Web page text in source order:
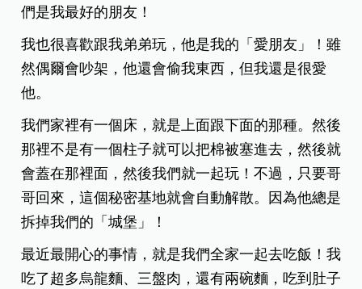
們是我最好的朋友！
我也很喜歡跟我弟弟玩，他是我的「愛朋友」！雖
然偶爾會吵架，他還會偷我東西，但我還是很愛
他。
我們家裡有一個床，就是上面跟下面的那種。然後
那裡不是有一個柱子就可以把棉被塞進去，然後就
會蓋在那裡面，然後我們就一起玩！不過，只要哥
哥回來，這個秘密基地就會自動解散。因為他總是
拆掉我們的「城堡」！
最近最開心的事情，就是我們全家一起去吃飯！我
吃了超多烏龍麵、三盤肉，還有兩碗麵，吃到肚子